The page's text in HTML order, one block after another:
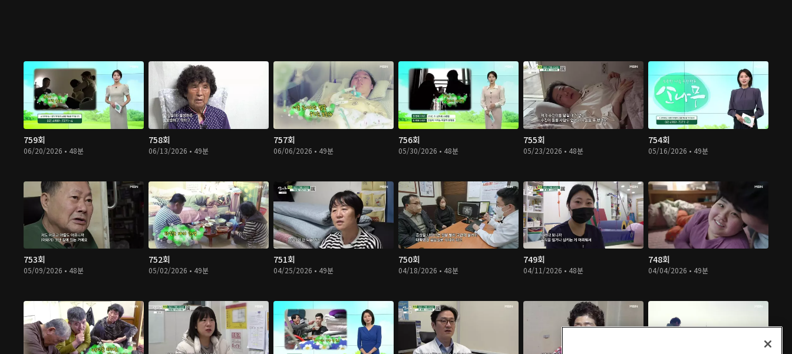
759회
06/20/2026 • 48분
758회
06/13/2026 • 49분
757회
06/06/2026 • 49분
756회
05/30/2026 • 48분
755회
05/23/2026 • 48분
754회
05/16/2026 • 49분
753회
05/09/2026 • 48분
752회
05/02/2026 • 49분
751회
04/25/2026 • 49분
750회
04/18/2026 • 48분
749회
04/11/2026 • 48분
748회
04/04/2026 • 49분